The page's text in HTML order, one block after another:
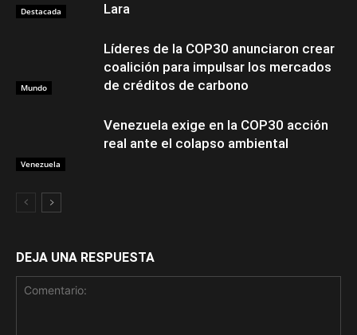
Destacada
Lara
Mundo
Líderes de la COP30 anunciaron crear
coalición para impulsar los mercados
de créditos de carbono
Venezuela
Venezuela exige en la COP30 acción
real ante el colapso ambiental
DEJA UNA RESPUESTA